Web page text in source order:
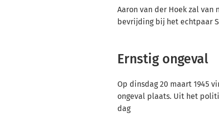
Aaron van der Hoek zal van
bevrijding bij het echtpaar
Ernstig ongeval
Op dinsdag 20 maart 1945
ongeval plaats. Uit het
dag